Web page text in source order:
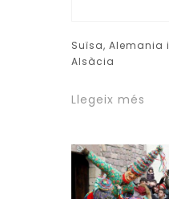
Suïsa, Alemania i
Alsàcia
Llegeix més